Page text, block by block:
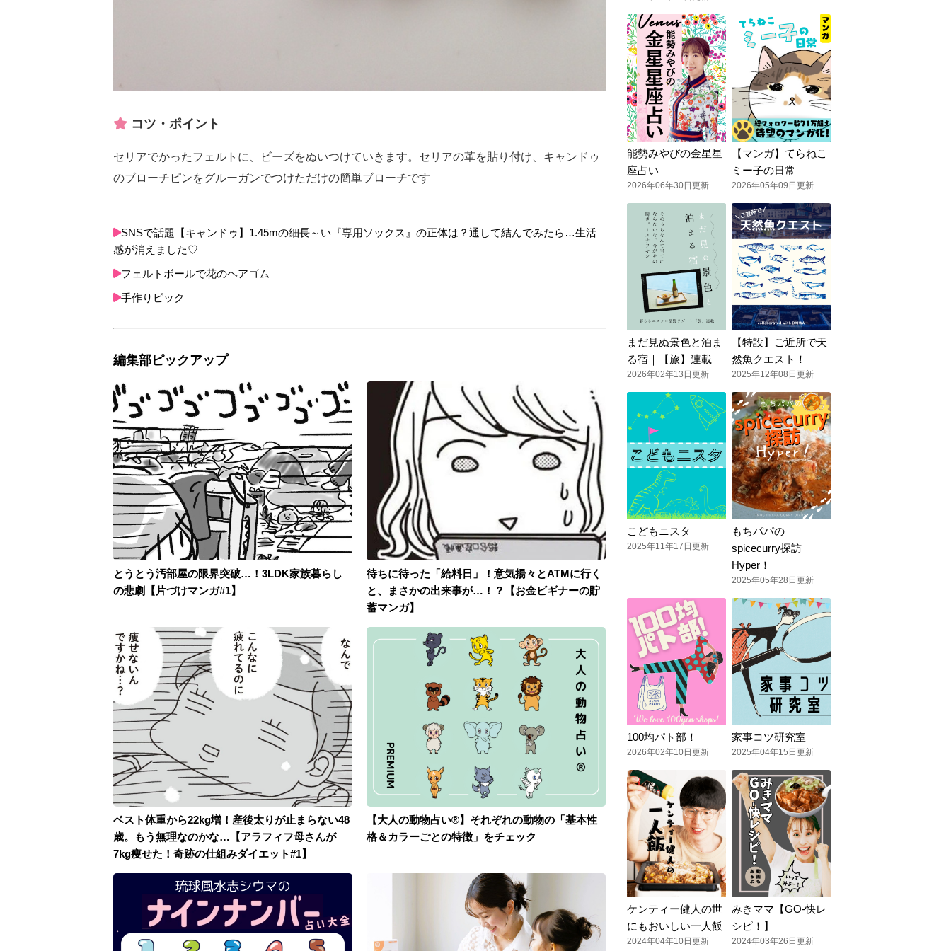
コツ・ポイント
セリアでかったフェルトに、ビーズをぬいつけていきます。セリアの革を貼り付け、キャンドゥ
のブローチピンをグルーガンでつけただけの簡単ブローチです
SNSで話題【キャンドゥ】1.45mの細長～い『専用ソックス』の正体は？通して結んでみたら…生活
感が消えました♡
フェルトボールで花のヘアゴム
手作りピック
編集部ピックアップ
とうとう汚部屋の限界突破…！3LDK家族暮らし
の悲劇【片づけマンガ#1】
待ちに待った「給料日」！意気揚々とATMに行く
と、まさかの出来事が…！？【お金ビギナーの貯
蓄マンガ】
ベスト体重から22kg増！産後太りが止まらない48
歳。もう無理なのかな…【アラフィフ母さんが
7kg痩せた！奇跡の仕組みダイエット#1】
【大人の動物占い®】それぞれの動物の「基本性
格＆カラーごとの特徴」をチェック
能勢みやびの金星星
座占い
2026年06年30日更新
【マンガ】てらねこ
ミー子の日常
2026年05年09日更新
まだ見ぬ景色と泊ま
る宿｜【旅】連載
2026年02年13日更新
【特設】ご近所で天
然魚クエスト！
2025年12年08日更新
こどもニスタ
2025年11年17日更新
もちパパの
spicecurry探訪
Hyper！
2025年05年28日更新
100均パト部！
2026年02年10日更新
家事コツ研究室
2025年04年15日更新
ケンティー健人の世
にもおいしい一人飯
2024年04年10日更新
みきママ【GO-快レ
シピ！】
2024年03年26日更新